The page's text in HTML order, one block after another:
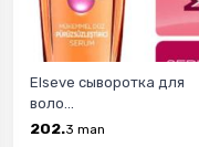
Elseve сыворотка для
воло...
202.3 man